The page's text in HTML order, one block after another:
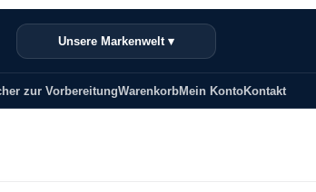
Unsere Markenwelt ▾
zur VorbereitungWarenkorbMein KontoKontakt